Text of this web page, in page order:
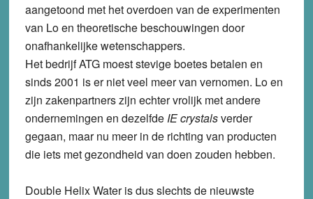
aangetoond met het overdoen van de experimenten
van Lo en theoretische beschouwingen door
onafhankelijke wetenschappers.
Het bedrijf ATG moest stevige boetes betalen en
sinds 2001 is er niet veel meer van vernomen. Lo en
zijn zakenpartners zijn echter vrolijk met andere
ondernemingen en dezelfde IE crystalsverder
gegaan, maar nu meer in de richting van producten
die iets met gezondheid van doen zouden hebben.
Double Helix Water is dus slechts de nieuwste